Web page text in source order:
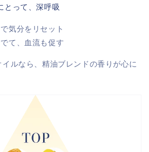
とって、深呼吸
気分をリセット
て、血流も促す
ルなら、精油ブレンドの香りが心に